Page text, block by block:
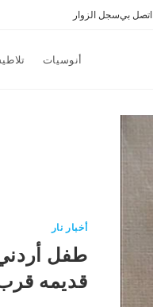
اتصل بيسجل الزوار
أنوسيات
أخبار نار
طفل أردني
قديمه